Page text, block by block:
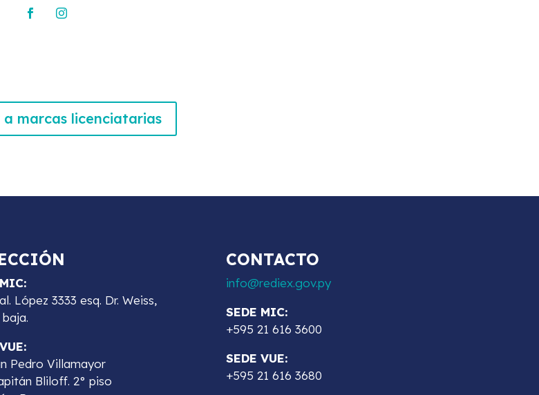
marcas licenciatarias
López 3333 esq. Dr. Weiss,
Pedro Villamayor
Bliloff. 2° piso
CONTACTO
info@rediex.gov.py
SEDE MIC:
+595 21 616 3600
SEDE VUE:
+595 21 616 3680